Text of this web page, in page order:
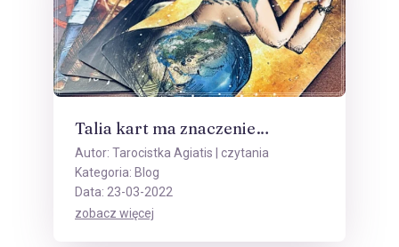
Talia kart ma znaczenie…
Autor: Tarocistka Agiatis | czytania
Kategoria: Blog
Data: 23-03-2022
zobacz więcej